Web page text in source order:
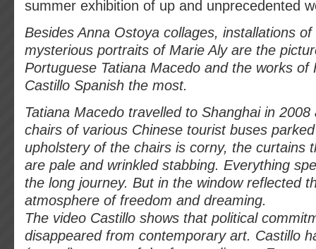
summer exhibition of up and unprecedented
Besides Anna Ostoya collages, installations
mysterious portraits of Marie Aly are the
Portuguese Tatiana Macedo and the works of
Castillo Spanish the most.
Tatiana Macedo travelled to Shanghai in
chairs of various Chinese tourist buses
upholstery of the chairs is corny, the curtains
are pale and wrinkled stabbing. Everything
the long journey. But in the window reflected
atmosphere of freedom and dreaming.
The video Castillo shows that political
disappeared from contemporary art. Castillo